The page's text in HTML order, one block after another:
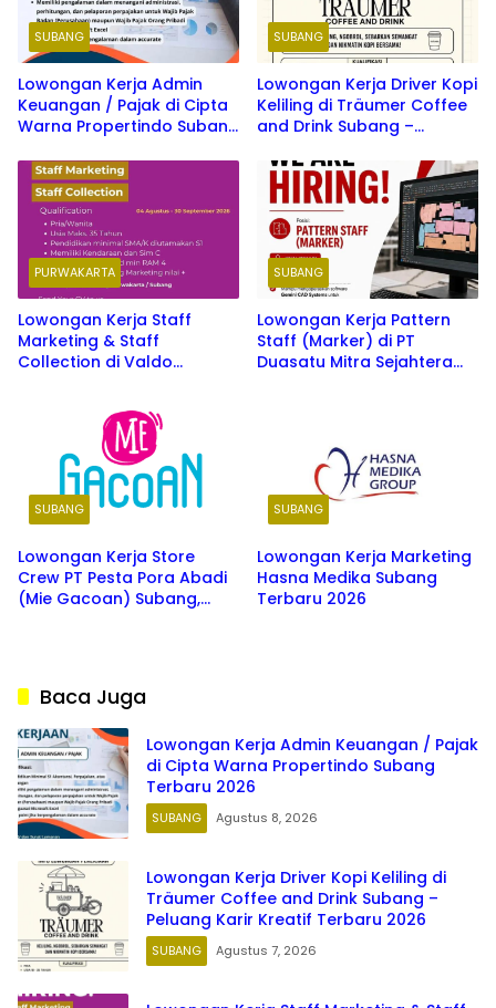
SUBANG
Lowongan Kerja Admin
Keuangan / Pajak di Cipta
Warna Propertindo Subang
SUBANG
Lowongan Kerja Driver Kopi
Keliling di Träumer Coffee
and Drink Subang –
Terbaru 2026
PURWAKARTA
Lowongan Kerja Staff
Marketing & Staff
Collection di Valdo
SUBANG
Lowongan Kerja Pattern
Staff (Marker) di PT
Duasatu Mitra Sejahtera
SUBANG
Lowongan Kerja Store
Crew PT Pesta Pora Abadi
(Mie Gacoan) Subang,
SUBANG
Lowongan Kerja Marketing
Hasna Medika Subang
Terbaru 2026
Baca Juga
Lowongan Kerja Admin Keuangan / Pajak
di Cipta Warna Propertindo Subang
Terbaru 2026
SUBANG Agustus 8, 2026
Lowongan Kerja Driver Kopi Keliling di
Träumer Coffee and Drink Subang –
Peluang Karir Kreatif Terbaru 2026
SUBANG Agustus 7, 2026